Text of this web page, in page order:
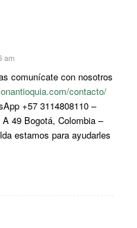
am
comunícate con nosotros
contacto/
+57 3114808110 –
49 Bogotá, Colombia –
estamos para ayudarles